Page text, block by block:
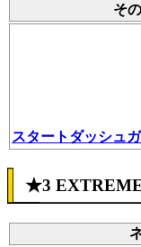
そ
スタートダッシュ
★3